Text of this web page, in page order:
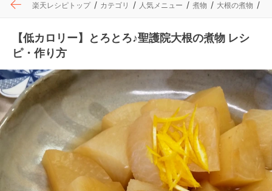
楽天レシピトップ カテゴリ 人気メニュー 煮物 大根の煮物
【低カロリー】とろとろ♪聖護院大根の煮物 レシ
ピ・作り方